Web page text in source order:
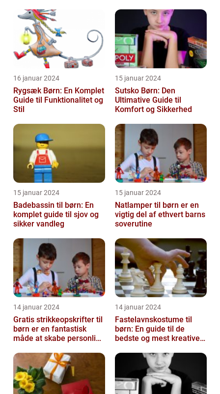
kreativitet, fantasi ...
16 januar 2024
Rygsæk Børn: En Komplet
Guide til Funktionalitet og
Stil
15 januar 2024
Sutsko Børn: Den
Ultimative Guide til
Komfort og Sikkerhed
15 januar 2024
Badebassin til børn: En
komplet guide til sjov og
sikker vandleg
15 januar 2024
Natlamper til børn er en
vigtig del af ethvert barns
soverutine
14 januar 2024
Gratis strikkeopskrifter til
børn er en fantastisk
måde at skabe personlige
beklædningsgen...
14 januar 2024
Fastelavnskostume til
børn: En guide til de
bedste og mest kreative